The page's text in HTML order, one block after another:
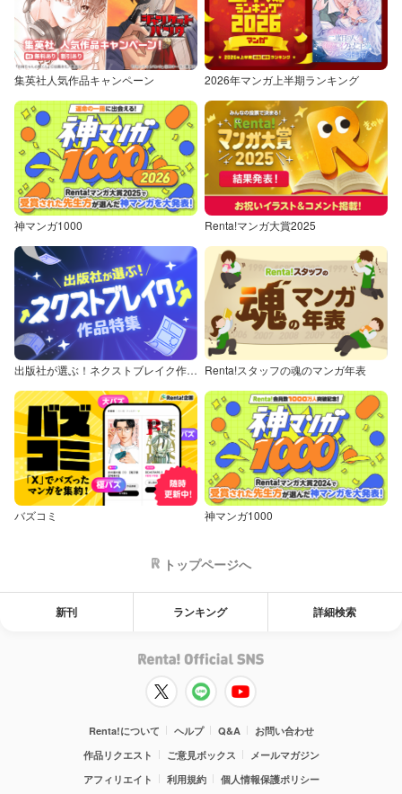
集英社人気作品キャンペーン 2026年マンガ上半期ランキング
神マンガ1000 Renta!マンガ大賞2025
出版社が選ぶ！ネクストブレイク作品特集 Renta!スタッフの魂のマンガ年表
バズコミ 神マンガ1000
トップページへ
新刊 ランキング 詳細検索
Renta!について ヘルプ Q&A
お問い合わせ
作品リクエスト
ご意見ボックス
メールマガジン
アフィリエイト
利用規約 個人情報保護ポリシー